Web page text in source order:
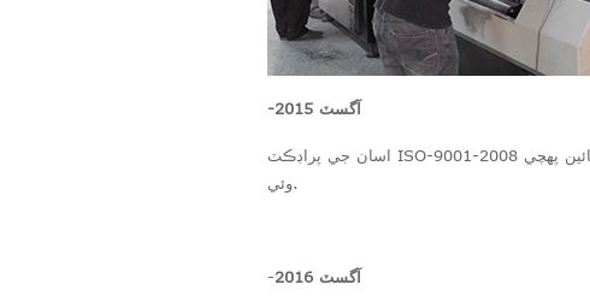
- آگسٽ 2015
اسان جي پراڊڪٽ ISO-9001-2008 معيار سسٽم سرٽيفڪيشن جي منظوري ڏني، پيداوار جي معيار کي اپ گريڊ ڪيو ويو آهي، شاندار شرح 99٪ تائين پهچي
وئي.
- آگسٽ 2016